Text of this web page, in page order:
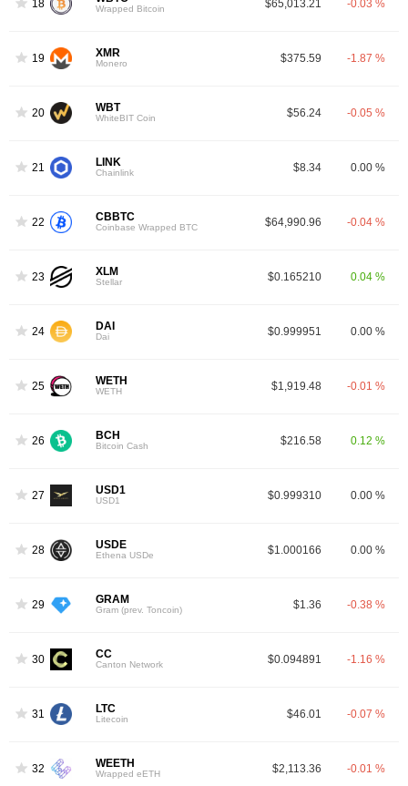
18 Wrapped Bitcoin $65,013.21 -0.03 %
19 XMR
Monero $375.59 -1.87 %
20 WBT
WhiteBIT Coin $56.24 -0.05 %
21 LINK
Chainlink $8.34 0.00 %
22 CBBTC
Coinbase Wrapped BTC $64,990.96 -0.04 %
23 XLM
Stellar $0.165210 0.04 %
24 DAI
Dai $0.999951 0.00 %
25 WETH
WETH $1,919.48 -0.01 %
26 BCH
Bitcoin Cash $216.58 0.12 %
27 USD1
USD1 $0.999310 0.00 %
28 USDE
Ethena USDe $1.000166 0.00 %
29 GRAM
Gram (prev. Toncoin) $1.36 -0.38 %
30 CC
Canton Network $0.094891 -1.16 %
31 LTC
Litecoin $46.01 -0.07 %
32 WEETH
Wrapped eETH $2,113.36 -0.01 %